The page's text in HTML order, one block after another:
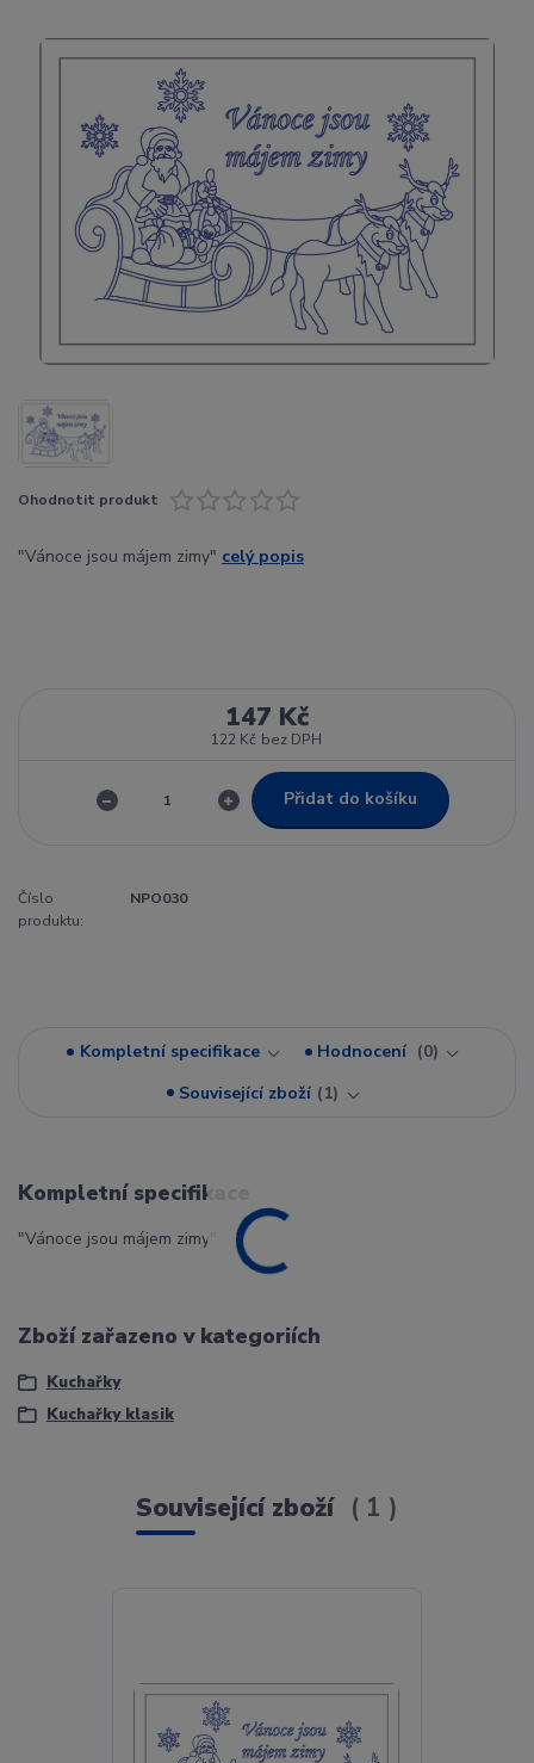
Ohodnotit produkt
"Vánoce jsou májem zimy" celý popis
147 Kč
122 Kč bez DPH
Přidat do košíku
Číslo
produktu:
NPO030
Kompletní specifikace Hodnocení
0
Související zboží
1
Kompletní specifikace
"Vánoce jsou májem zimy"
Zboží zařazeno v kategoriích
Kuchařky
Kuchařky klasik
Související zboží 1